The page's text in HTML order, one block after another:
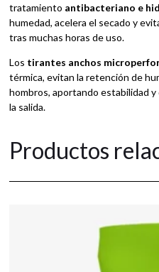
tratamiento antibacteriano e
humedad, acelera el secado y
tras muchas horas de uso.
Los tirantes anchos
térmica, evitan la retención de
hombros, aportando estabilidad
la salida.
Productos